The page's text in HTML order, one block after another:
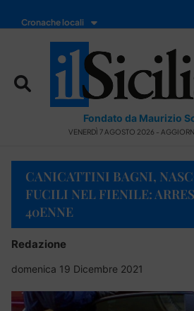
Cronache locali
Fondato da Maurizio
VENERDÌ 7 AGOSTO 2026 -
CANICATTINI BAGNI,
FUCILI NEL FIENILE:
40ENNE
Redazione
domenica 19 Dicembre 2021